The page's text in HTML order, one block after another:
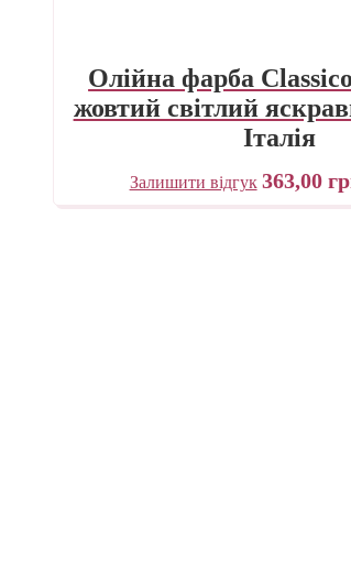
Олійна фарба
жовтий світлий
Італія
Залишити відгук 363,00